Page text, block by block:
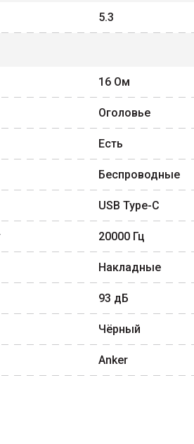
5.3
16 Ом
Оголовье
Есть
Беспроводные
USB Type-C
20000 Гц
Накладные
93 дБ
Чёрный
Anker